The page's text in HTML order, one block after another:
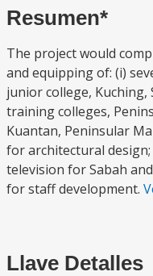
Resumen*
The project would
and equipping of: (i)
junior college, Kuching,
training colleges,
Kuantan, Peninsular
for architectural
television for Sabah
for staff development.
Llave Detalles